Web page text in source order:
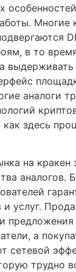
Многие
в то
аналоги
как здесь
на кракен
аналогов.
и услуг.
предложения
а
сетевой
трудно